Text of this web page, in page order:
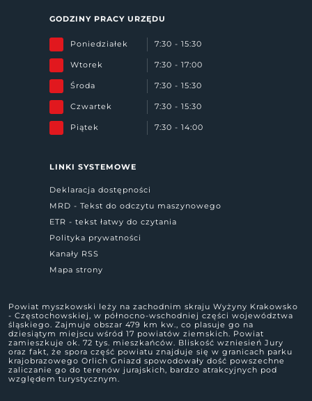
GODZINY PRACY URZĘDU
Poniedziałek 7:30 - 15:30
Wtorek 7:30 - 17:00
Środa 7:30 - 15:30
Czwartek 7:30 - 15:30
Piątek 7:30 - 14:00
LINKI SYSTEMOWE
Deklaracja dostępności
MRD - Tekst do odczytu maszynowego
ETR - tekst łatwy do czytania
Polityka prywatności
Kanały RSS
Mapa strony
Powiat myszkowski leży na zachodnim skraju Wyżyny Krakowsko
- Częstochowskiej, w północno-wschodniej części województwa
śląskiego. Zajmuje obszar 479 km kw., co plasuje go na
dziesiątym miejscu wśród 17 powiatów ziemskich. Powiat
zamieszkuje ok. 72 tys. mieszkańców. Bliskość wzniesień Jury
oraz fakt, że spora część powiatu znajduje się w granicach parku
krajobrazowego Orlich Gniazd spowodowały dość powszechne
zaliczanie go do terenów jurajskich, bardzo atrakcyjnych pod
względem turystycznym.